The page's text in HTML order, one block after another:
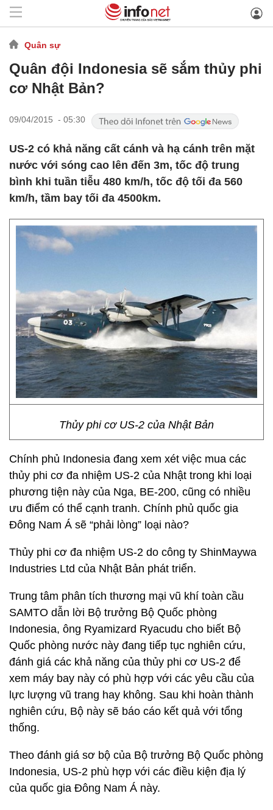
Quân sự
Quân đội Indonesia sẽ sắm thủy phi
cơ Nhật Bản?
09/04/2015 - 05:30
US-2 có khả năng cất cánh và hạ cánh trên mặt
nước với sóng cao lên đến 3m, tốc độ trung
bình khi tuần tiễu 480 km/h, tốc độ tối đa 560
km/h, tầm bay tối đa 4500km.
Thủy phi cơ US-2 của Nhật Bản
Chính phủ Indonesia đang xem xét việc mua các
thủy phi cơ đa nhiệm US-2 của Nhật trong khi loại
phương tiện này của Nga, BE-200, cũng có nhiều
ưu điểm có thể cạnh tranh. Chính phủ quốc gia
Đông Nam Á sẽ “phải lòng” loại nào?
Thủy phi cơ đa nhiệm US-2 do công ty ShinMaywa
Industries Ltd của Nhật Bản phát triển.
Trung tâm phân tích thương mại vũ khí toàn cầu
SAMTO dẫn lời Bộ trưởng Bộ Quốc phòng
Indonesia, ông Ryamizard Ryacudu cho biết Bộ
Quốc phòng nước này đang tiếp tục nghiên cứu,
đánh giá các khả năng của thủy phi cơ US-2 để
xem máy bay này có phù hợp với các yêu cầu của
lực lượng vũ trang hay không. Sau khi hoàn thành
nghiên cứu, Bộ này sẽ báo cáo kết quả với tổng
thống.
Theo đánh giá sơ bộ của Bộ trưởng Bộ Quốc phòng
Indonesia, US-2 phù hợp với các điều kiện địa lý
của quốc gia Đông Nam Á này.